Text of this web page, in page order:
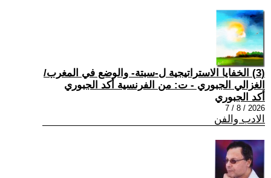
(3) الخفايا الاستراتيجية ل-سبتة- والوضع في المغرب/
الغزالي الجبوري - ت: من الفرنسية أكد الجبوري
أكد الجبوري
2026 / 8 / 7
الادب والفن